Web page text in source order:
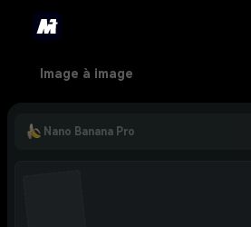
Image à image
Nano Banana Pro